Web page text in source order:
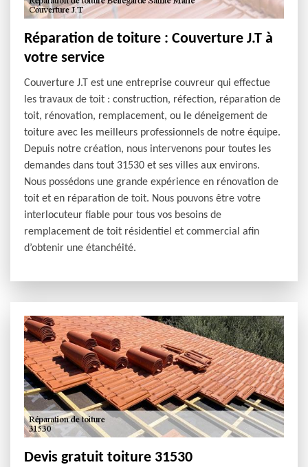
Réparation de toiture : Couverture J.T à
votre service
Couverture J.T est une entreprise couvreur qui effectue
les travaux de toit : construction, réfection, réparation de
toit, rénovation, remplacement, ou le déneigement de
toiture avec les meilleurs professionnels de notre équipe.
Depuis notre création, nous intervenons pour toutes les
demandes dans tout 31530 et ses villes aux environs.
Nous possédons une grande expérience en rénovation de
toit et en réparation de toit. Nous pouvons être votre
interlocuteur fiable pour tous vos besoins de
remplacement de toit résidentiel et commercial afin
d’obtenir une étanchéité.
Devis gratuit toiture 31530